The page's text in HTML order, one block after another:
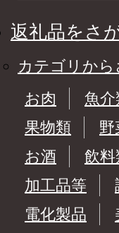
返礼品をさ
カテゴリから
お肉
魚介
果物類
野
お酒
飲料
加工品等
電化製品